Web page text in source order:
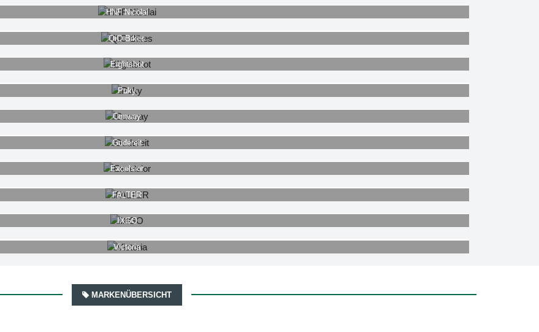
HNF Nicolai
QiO Bikes
Eightshot
Puky
Conway
Gudereit
Excelsior
FALTER
IXGO
Victoria
MARKENÜBERSICHT